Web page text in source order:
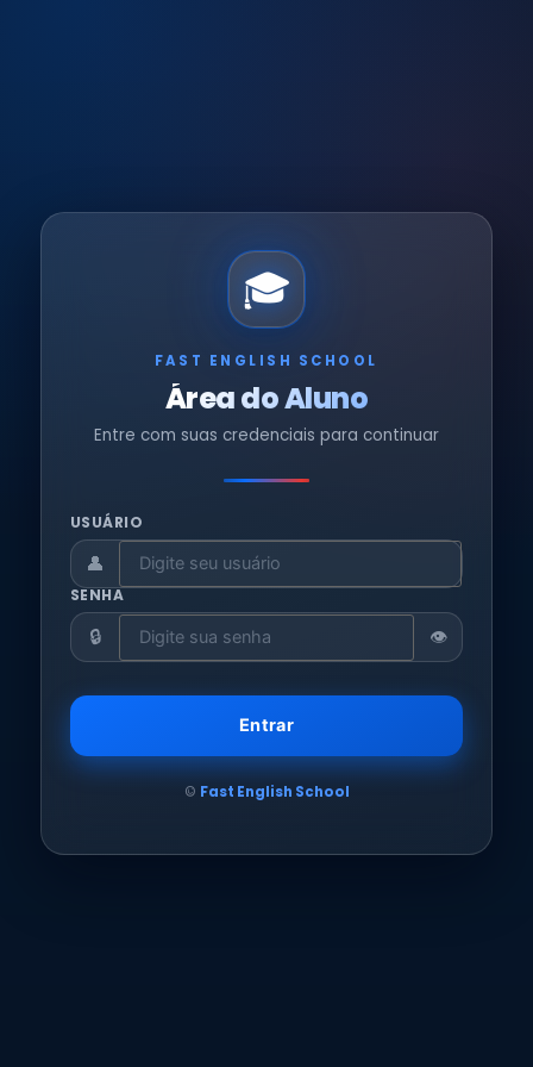
🎓
FAST ENGLISH SCHOOL
Área do Aluno
Entre com suas credenciais para continuar
USUÁRIO
👤
SENHA
🔒 👁️
Entrar
© Fast English School